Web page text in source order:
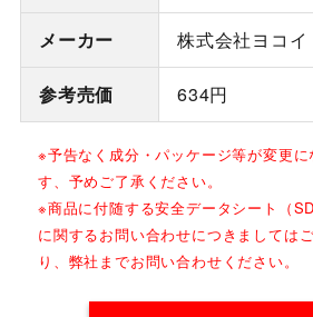
メーカー 株式会社ヨコイ
参考売価 634円
※予告なく成分・パッケージ等が変更に
す、予めご了承ください。
※商品に付随する安全データシート（
に関するお問い合わせにつきましては
り、弊社までお問い合わせください。